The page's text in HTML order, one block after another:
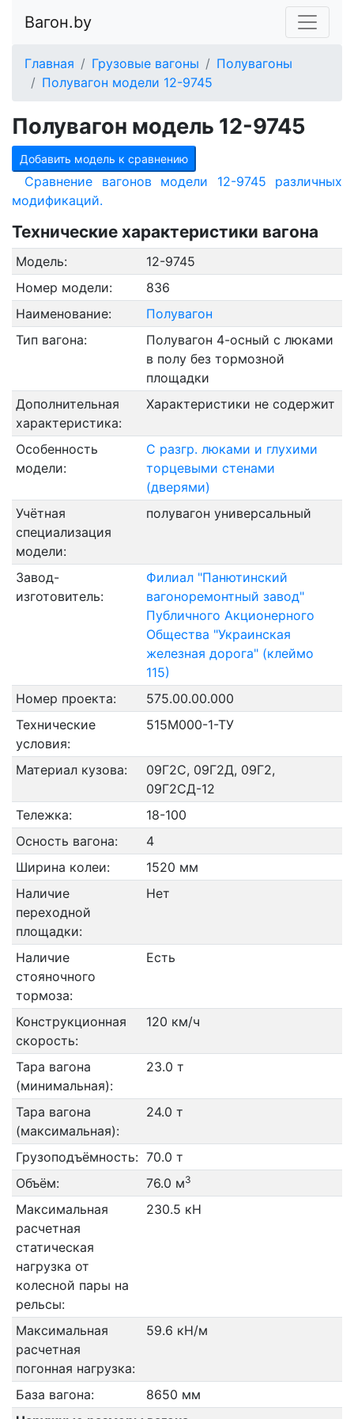
Вагон.by
Главная Грузовые вагоны
Полувагоны
Полувагон модели 12-9745
Полувагон модель 12-9745
Добавить модель к сравнению
Сравнение вагонов модели 12-9745 различных
модификаций.
Технические характеристики вагона
Модель:
12-9745
Номер модели:
836
Наименование:
Полувагон
Тип вагона:
Полувагон 4-осный с люками
в полу без тормозной
площадки
Дополнительная
характеристика:
Характеристики не содержит
Особенность
модели:
С разгр. люками и глухими
торцевыми стенами
(дверями)
Учётная
специализация
модели:
полувагон универсальный
Завод-
изготовитель:
Филиал "Панютинский
вагоноремонтный завод"
Публичного Акционерного
Общества "Украинская
железная дорога" (клеймо
115)
Номер проекта:
575.00.00.000
Технические
условия:
515М000-1-ТУ
Материал кузова:
09Г2С, 09Г2Д, 09Г2,
09Г2СД-12
Тележка:
18-100
Осность вагона:
4
Ширина колеи:
1520 мм
Наличие
переходной
площадки:
Нет
Наличие
стояночного
тормоза:
Есть
Конструкционная
скорость:
120 км/ч
Тара вагона
(минимальная):
23.0 т
Тара вагона
(максимальная):
24.0 т
Грузоподъёмность: 70.0 т
Объём:
76.0 м3
Максимальная
расчетная
статическая
нагрузка от
колесной пары на
рельсы:
230.5 кН
Максимальная
расчетная
погонная нагрузка:
59.6 кН/м
База вагона:
8650 мм